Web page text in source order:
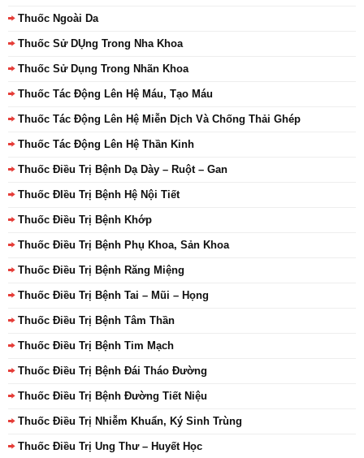
Thuốc Ngoài Da
Thuốc Sử DỤng Trong Nha Khoa
Thuốc Sử Dụng Trong Nhãn Khoa
Thuốc Tác Động Lên Hệ Máu, Tạo Máu
Thuốc Tác Động Lên Hệ Miễn Dịch Và Chống Thải Ghép
Thuốc Tác Động Lên Hệ Thần Kinh
Thuốc Điều Trị Bệnh Dạ Dày – Ruột – Gan
Thuốc ĐIều Trị Bệnh Hệ Nội Tiết
Thuốc Điều Trị Bệnh Khớp
Thuốc Điều Trị Bệnh Phụ Khoa, Sản Khoa
Thuốc Điều Trị Bệnh Răng Miệng
Thuốc Điều Trị Bệnh Tai – Mũi – Họng
Thuốc Điều Trị Bệnh Tâm Thần
Thuốc Điều Trị Bệnh Tim Mạch
Thuốc Điều Trị Bệnh Đái Tháo Đường
Thuốc Điều Trị Bệnh Đường Tiết Niệu
Thuốc Điều Trị Nhiễm Khuẩn, Ký Sinh Trùng
Thuốc Điều Trị Ung Thư – Huyết Học